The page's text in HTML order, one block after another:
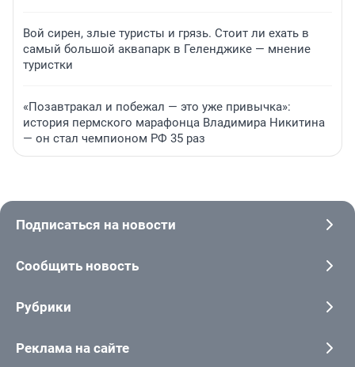
Вой сирен, злые туристы и грязь. Стоит ли ехать в
самый большой аквапарк в Геленджике — мнение
туристки
«Позавтракал и побежал — это уже привычка»:
история пермского марафонца Владимира Никитина
— он стал чемпионом РФ 35 раз
Подписаться на новости
Сообщить новость
Рубрики
Реклама на сайте